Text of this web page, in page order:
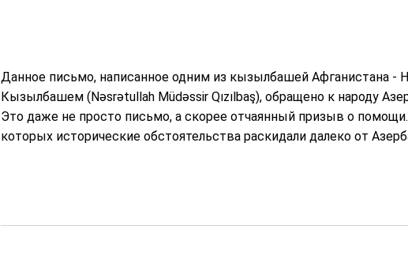
Данное письмо, написанное одним из кызылбашей Афганистана -
Кызылбашем (Nəsrətullah Müdəssir Qızılbaş), обращено к народу
Это даже не просто письмо, а скорее отчаянный призыв о
которых исторические обстоятельства раскидали далеко от